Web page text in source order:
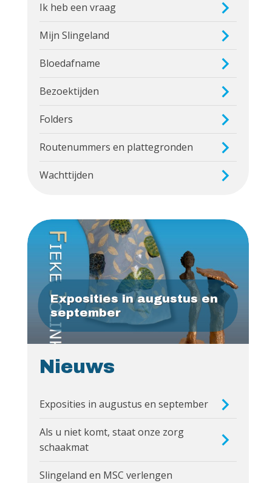
Ik heb een vraag
Mijn Slingeland
Bloedafname
Bezoektijden
Folders
Routenummers en plattegronden
Wachttijden
Exposities in augustus en
september
Nieuws
Exposities in augustus en september
Als u niet komt, staat onze zorg
schaakmat
Slingeland en MSC verlengen